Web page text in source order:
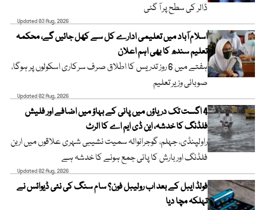
ڈالر کی سطح پر آ گئی
Updated 03 Aug, 2026
اسلام آباد میں تعلیمی ادارے کل سے کھل جائیں گے، محکمہ
تعلیم سندھ کا بھی اہم اعلان
ہفتے میں 6 روز تدریس کا اطلاق صرف سرکاری اسکولوں پر ہوگا،
صوبائی وزیر تعلیم
Updated 02 Aug, 2026
4 اگست تک دریاؤں میں پانی کے بہاؤ میں اضافے اور فلیش
فلڈنگ کا خدشہ، این ڈی ایم اے کا الرٹ
راولپنڈی، جہلم، گوجرانوالہ سمیت نشیبی شہری علاقوں میں اربن
فلڈنگ اور بارش کا پانی جمع ہونے کا خدشہ ہے
Updated 02 Aug, 2026
فولڈ ایبل کے بعد اب رولیبل فون؟ سام سنگ کی نئی ڈیوائس نے
تہلکہ مچا دیا